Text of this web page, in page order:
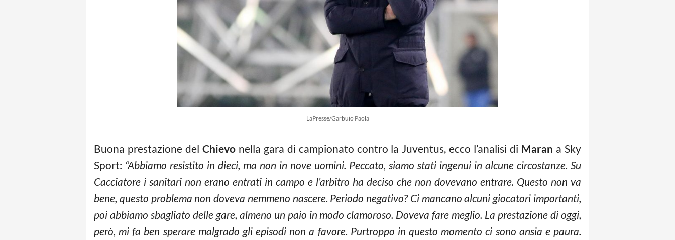
LaPresse/Garbuio Paola
Buona prestazione del Chievonella gara di campionato contro la Juventus, ecco l’analisi di Maran a Sky
Sport: “Abbiamo resistito in dieci, ma non in nove uomini. Peccato, siamo stati ingenui in alcune circostanze. Su
Cacciatore i sanitari non erano entrati in campo e l’arbitro ha deciso che non dovevano entrare. Questo non va
bene, questo problema non doveva nemmeno nascere. Periodo negativo? Ci mancano alcuni giocatori importanti,
poi abbiamo sbagliato delle gare, almeno un paio in modo clamoroso. Doveva fare meglio. La prestazione di oggi,
però, mi fa ben sperare malgrado gli episodi non a favore. Purtroppo in questo momento ci sono ansia e paura.